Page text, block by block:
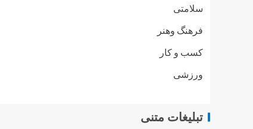
سلامتی
فرهنگ وهنر
کسب و کار
ورزشی
تبلیغات متنی